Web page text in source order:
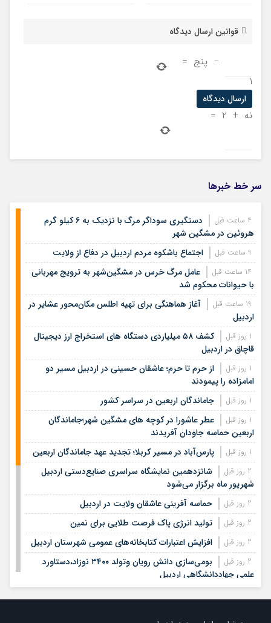
قوانین ارسال دیدگاه
− پنج =
1
نه +
2
=
سر خط خبرها
دستگیری سوداگر مرگ با نزدیک به ۶ کیلو گرم
هروئین در مشگین شهر
اجتماع باشکوه مردم اردبیل در دفاع از ولایت
عامل مرگ خرس در مشگین‌شهر به ترویج مهربانی
با حیوانات محکوم شد
آغاز هماهنگی برای تهیه اطلس مکان‌محور عشایر در
اردبیل
کشف ۵۸ میلیاردی دستگاه های استخراج ارز دیجیتال
قاچاق در اردبیل
از حرم تا حرم؛ عاشقان حسینی در اردبیل مسیر دو
امامزاده را پیمودند
جاماندگان اربعین در سراسر کشور
عطر عاشورا در کوچه های مشگین شهر؛جاماندگان
اربعین حماسه جاودان آفریدند
پارس‌آباد در مسیر کربلا؛ تجدید عهد جاماندگان اربعین
شانزدهمین نمایشگاه سراسری صنایع‌دستی اردبیل
شهریور ماه برگزار می‌شود
حماسه آفرینی عاشقان ولایت در اردبیل
تولید انرژی پاک فرصت طلایی برای نمین
افزایش اعتبارات کتابخانه‌های عمومی شهرستان اردبیل
بومی‌سازی دانش رویان وتولد ۳۴۰۰ نوزاد،دستاورد
علمی جهاددانشگاهی اردبیل